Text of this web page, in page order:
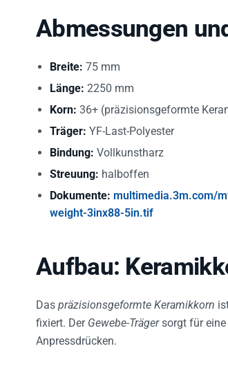
Abmessungen
Breite: 75 mm
Länge: 2250 mm
Korn: 36+ (präzisionsgeformte
Träger: YF-Last-Polyester
Bindung: Vollkunstharz
Streuung: halboffen
Dokumente: multimedia.3m.com/
weight-3inx88-5in.tif
Aufbau:
Das präzisionsgeformte Keramikkorn
fixiert. Der Gewebe-Trägersorgt für eine
Anpressdrücken.